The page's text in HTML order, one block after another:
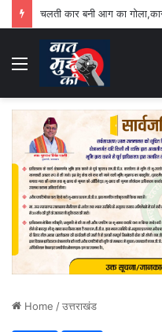
चलती कार बनी आग का
Menu
Home /उत्तराखंड